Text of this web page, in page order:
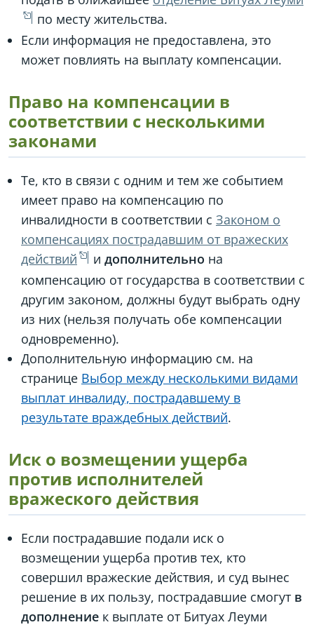
по месту жительства.
Если информация не предоставлена, это
может повлиять на выплату компенсации.
Право на компенсации в
соответствии с несколькими
законами
Те, кто в связи с одним и тем же событием
имеет право на компенсацию по
инвалидности в соответствии с Законом о
компенсациях пострадавшим от вражеских
действий
и дополнительно на
компенсацию от государства в соответствии с
другим законом, должны будут выбрать одну
из них (нельзя получать обе компенсации
одновременно).
Дополнительную информацию см. на
странице Выбор между несколькими видами
выплат инвалиду, пострадавшему в
результате враждебных действий.
Иск о возмещении ущерба
против исполнителей
вражеского действия
Если пострадавшие подали иск о
возмещении ущерба против тех, кто
совершил вражеские действия, и суд вынес
решение в их пользу, пострадавшие смогут в
дополнение к выплате от Битуах Леуми